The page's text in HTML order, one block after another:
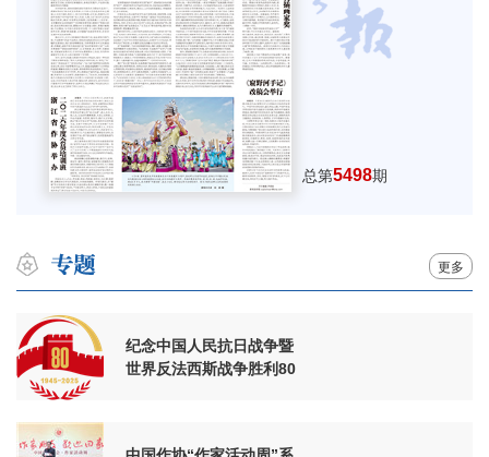
总第5498期
更多
纪念中国人民抗日战争暨
世界反法西斯战争胜利80